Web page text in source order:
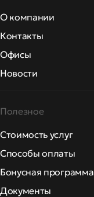
О компании
Контакты
Офисы
Новости
Полезное
Стоимость услуг
Способы оплаты
Бонусная программа
Документы